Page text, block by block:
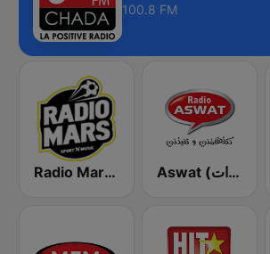
100.8 FM
Radio Mars (راديو مرس) Aswat (أصوات)